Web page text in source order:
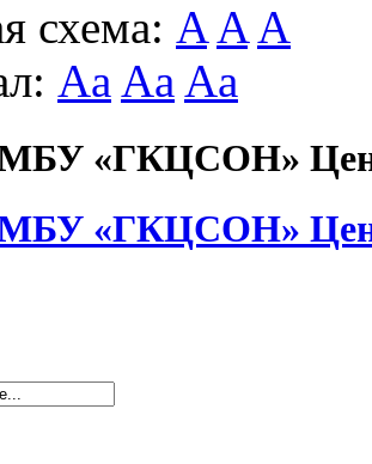
схема: A A A
Aa Aa Aa
«ГКЦСОН»
«ГКЦСОН»